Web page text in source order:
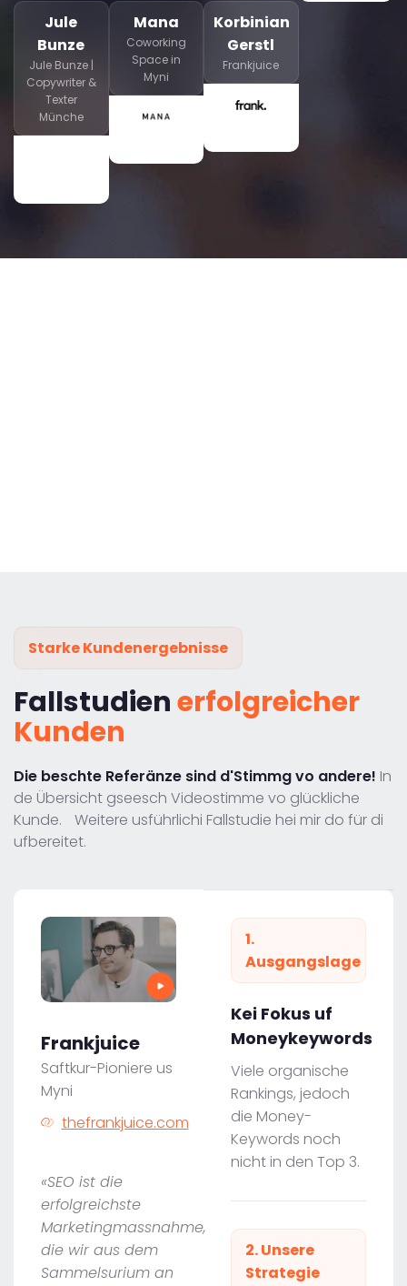
Jule
Bunze
Jule Bunze |
Copywriter &
Texter
Münche
Mana
Coworking
Space in
Myni
Korbinian
Gerstl
Frankjuice
Starke Kundenergebnisse
Fallstudienerfolgreicher
Kunden
Die beschte Referänze sind d'Stimmg vo andere! In
de Übersicht gseesch Videostimme vo glückliche
Kunde. Weitere usführlichi Fallstudie hei mir do für di
ufbereitet.
Frankjuice
Saftkur-Pioniere us
Myni
thefrankjuice.com
«SEO ist die
erfolgreichste
Marketingmassnahme,
die wir aus dem
Sammelsurium an
1.
Ausgangslage
Kei Fokus uf
Moneykeywords
Viele organische
Rankings, jedoch
die Money-
Keywords noch
nicht in den Top 3.
2. Unsere
Strategie